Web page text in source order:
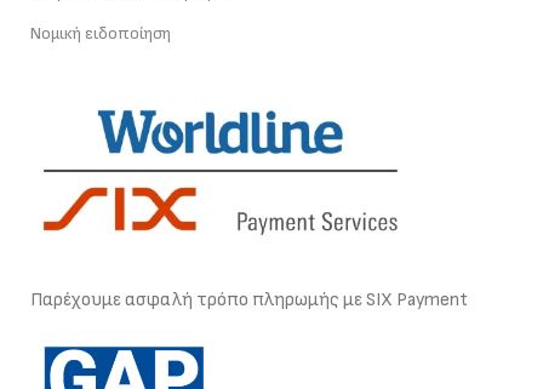
Νομική ειδοποίηση
Παρέχουμε ασφαλή τρόπο πληρωμής με SIX Payment